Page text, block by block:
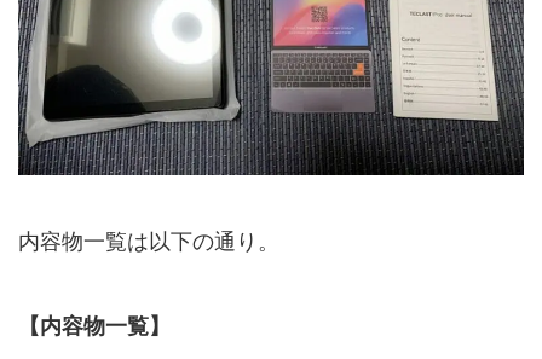
内容物一覧は以下の通り。
【内容物一覧】